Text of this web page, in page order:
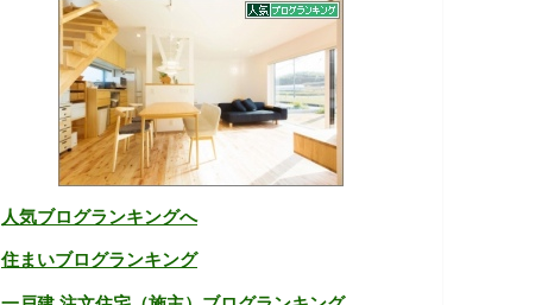
人気ブログランキングへ
住まいブログランキング